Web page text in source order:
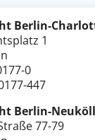
Berlin-
1
0
447
Berlin-
77-79